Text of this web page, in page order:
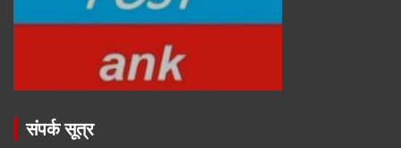
संपर्क सूत्र